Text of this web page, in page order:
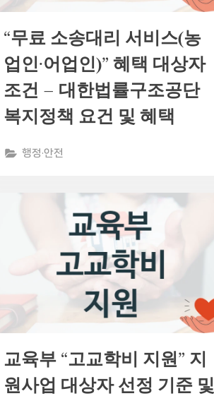
“무료 소송대리 서비스(농
업인·어업인)” 혜택 대상자
조건 – 대한법률구조공단
복지정책 요건 및 혜택
행정·안전
교육부 “고교학비 지원” 지
원사업 대상자 선정 기준 및